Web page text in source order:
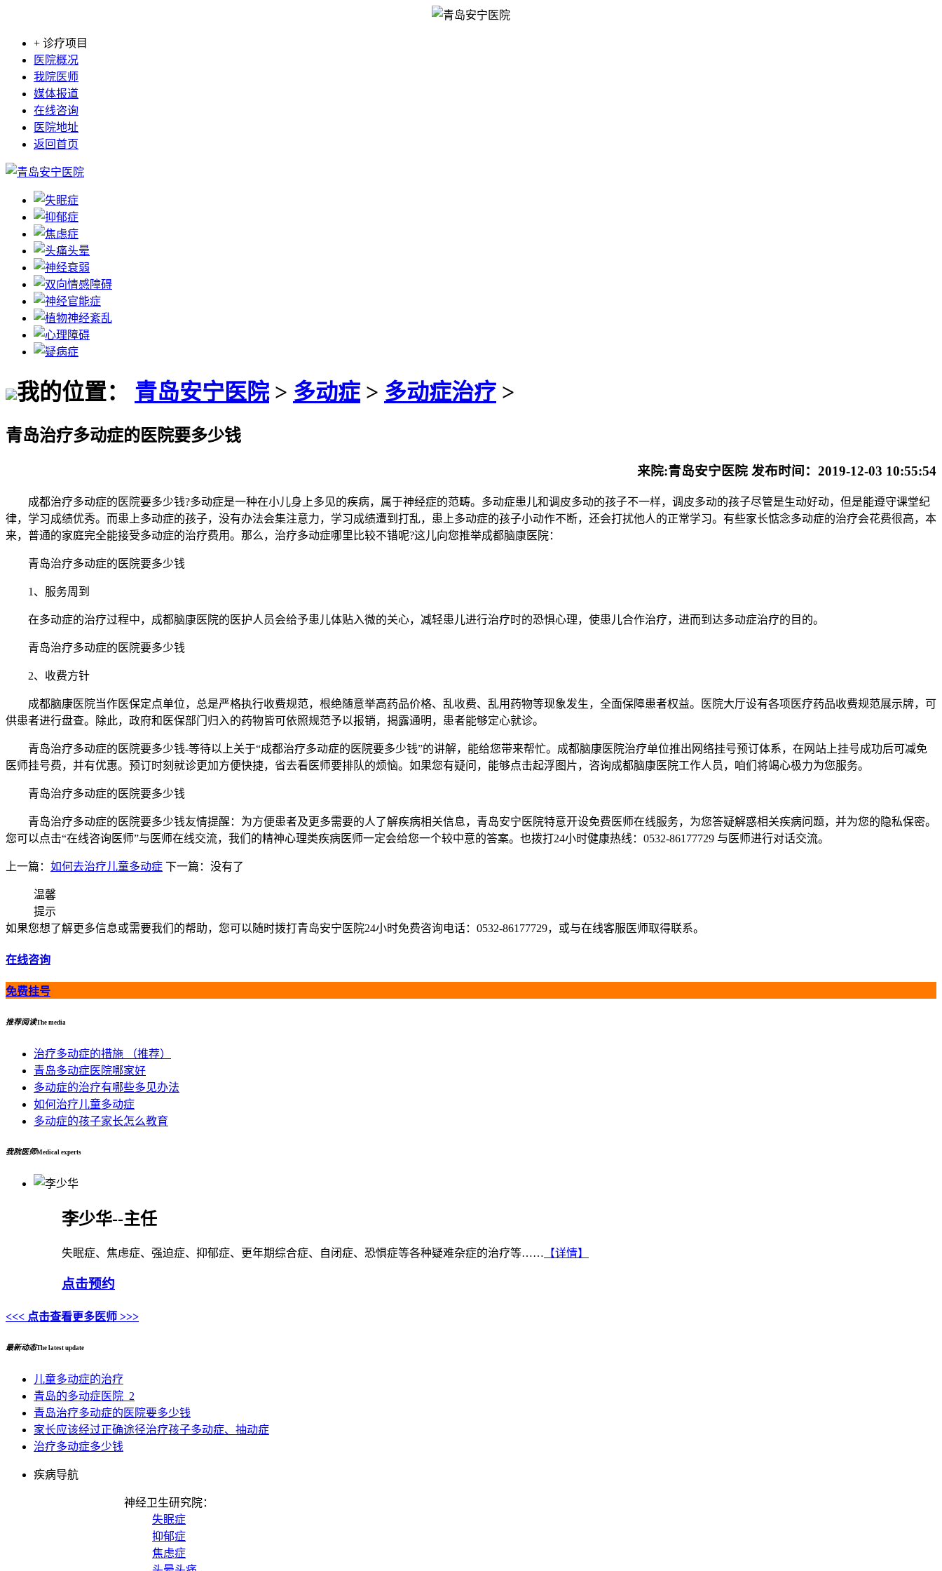
+ 诊疗项目
医院概况
我院医师
媒体报道
在线咨询
医院地址
返回首页
我的位置： 青岛安宁医院> 多动症 > 多动症治疗 >
青岛治疗多动症的医院要多少钱
来院:青岛安宁医院 发布时间：2019-12-03 10:55:54
成都治疗多动症的医院要多少钱?多动症是一种在小儿身上多见的疾病，属于神经症的范畴。多动症患儿和调皮多动的孩子不一样，调皮多动的孩子尽管是生动好动，但是能遵守课堂纪
律，学习成绩优秀。而患上多动症的孩子，没有办法会集注意力，学习成绩遭到打乱，患上多动症的孩子小动作不断，还会打扰他人的正常学习。有些家长惦念多动症的治疗会花费很高，本
来，普通的家庭完全能接受多动症的治疗费用。那么，治疗多动症哪里比较不错呢?这儿向您推举成都脑康医院：
青岛治疗多动症的医院要多少钱
1、服务周到
在多动症的治疗过程中，成都脑康医院的医护人员会给予患儿体贴入微的关心，减轻患儿进行治疗时的恐惧心理，使患儿合作治疗，进而到达多动症治疗的目的。
青岛治疗多动症的医院要多少钱
2、收费方针
成都脑康医院当作医保定点单位，总是严格执行收费规范，根绝随意举高药品价格、乱收费、乱用药物等现象发生，全面保障患者权益。医院大厅设有各项医疗药品收费规范展示牌，可
供患者进行盘查。除此，政府和医保部门归入的药物皆可依照规范予以报销，揭露通明，患者能够定心就诊。
青岛治疗多动症的医院要多少钱-等待以上关于“成都治疗多动症的医院要多少钱”的讲解，能给您带来帮忙。成都脑康医院治疗单位推出网络挂号预订体系，在网站上挂号成功后可减免
医师挂号费，并有优惠。预订时刻就诊更加方便快捷，省去看医师要排队的烦恼。如果您有疑问，能够点击起浮图片，咨询成都脑康医院工作人员，咱们将竭心极力为您服务。
青岛治疗多动症的医院要多少钱
青岛治疗多动症的医院要多少钱友情提醒：为方便患者及更多需要的人了解疾病相关信息，青岛安宁医院特意开设免费医师在线服务，为您答疑解惑相关疾病问题，并为您的隐私保密。
您可以点击“在线咨询医师”与医师在线交流，我们的精神心理类疾病医师一定会给您一个较中意的答案。也拨打24小时健康热线：0532-86177729 与医师进行对话交流。
上一篇： 如何去治疗儿童多动症 下一篇：没有了
温馨
提示
如果您想了解更多信息或需要我们的帮助，您可以随时拨打青岛安宁医院24小时免费咨询电话：0532-86177729，或与在线客服医师取得联系。
在线咨询
免费挂号
推荐阅读The media
治疗多动症的措施 （推荐）
青岛多动症医院哪家好
多动症的治疗有哪些多见办法
如何治疗儿童多动症
多动症的孩子家长怎么教育
我院医师Medical experts
李少华--主任
失眠症、焦虑症、强迫症、抑郁症、更年期综合症、自闭症、恐惧症等各种疑难杂症的治疗等…… 【详情】
点击预约
<<< 点击查看更多医师 >>>
最新动态The latest update
儿童多动症的治疗
青岛的多动症医院_2
青岛治疗多动症的医院要多少钱
家长应该经过正确途径治疗孩子多动症、抽动症
治疗多动症多少钱
疾病导航
神经卫生研究院：
失眠症
抑郁症
焦虑症